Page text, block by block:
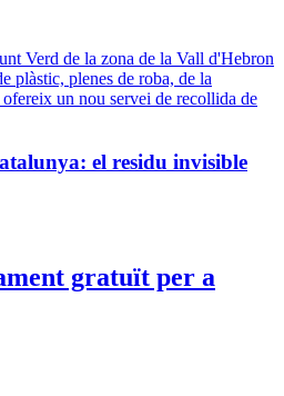
el residu invisible
gratuït per a